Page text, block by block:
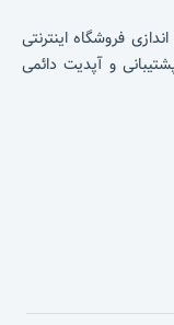
فروشگاه اینترنتی
و آپدیت دائمی